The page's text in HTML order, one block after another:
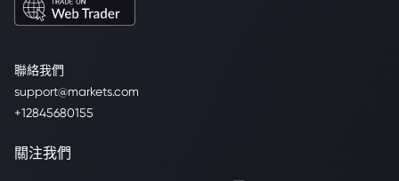
聯絡我們
support@markets.com
+12845680155
關注我們